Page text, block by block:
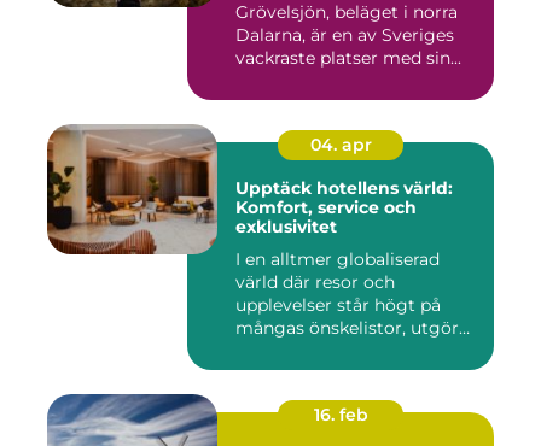
Grövelsjön, beläget i norra
Dalarna, är en av Sveriges
vackraste platser med sin...
04. apr
Upptäck hotellens värld:
Komfort, service och
exklusivitet
I en alltmer globaliserad
värld där resor och
upplevelser står högt på
mångas önskelistor, utgör
16. feb